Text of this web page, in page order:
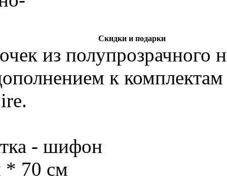
Скидки и подарки
из полупрозрачного
к
- шифон
* 70 см